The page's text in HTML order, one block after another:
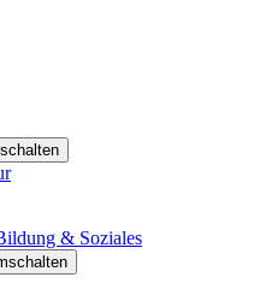
& Soziales